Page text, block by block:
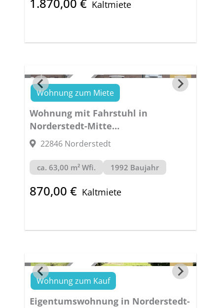
1.870,00 € Kaltmiete
VERMIETET
Wohnung zum Miete
Wohnung mit Fahrstuhl in
Norderstedt-Mitte
GENIAL-ZENTRAL
22846 Norderstedt
ca. 63,00 m² Wfi. 1992 Baujahr
870,00 € Kaltmiete
VERKAUFT
Wohnung zum Kauf
Eigentumswohnung in Norderstedt-